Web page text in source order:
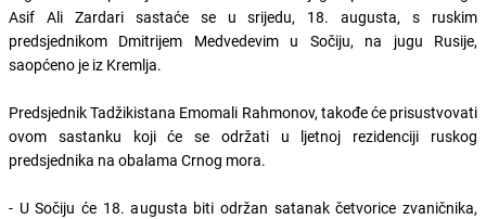
Asif Ali Zardari sastaće se u srijedu, 18. augusta, s ruskim
predsjednikom Dmitrijem Medvedevim u Sočiju, na jugu Rusije,
saopćeno je iz Kremlja.
Predsjednik Tadžikistana Emomali Rahmonov, takođe će prisustvovati
ovom sastanku koji će se održati u ljetnoj rezidenciji ruskog
predsjednika na obalama Crnog mora.
- U Sočiju će 18. augusta biti održan satanak četvorice zvaničnika,